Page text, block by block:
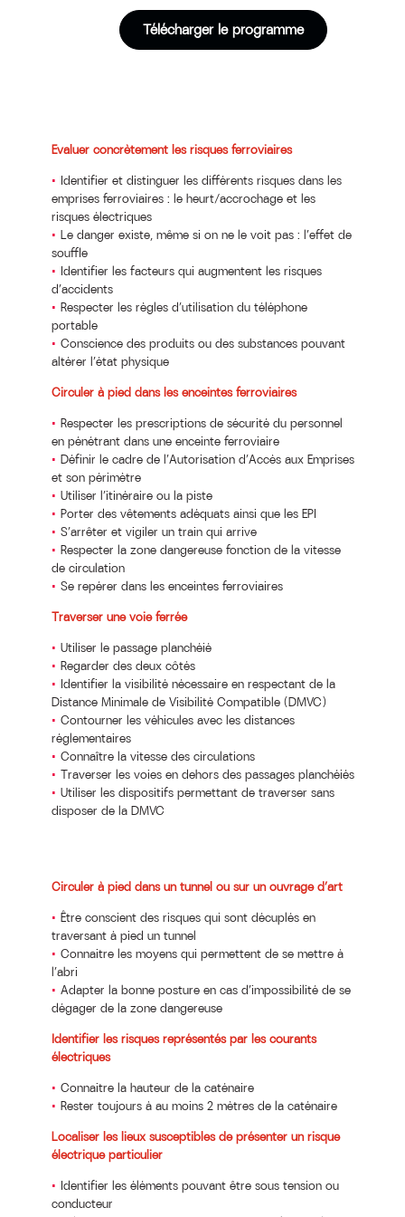
Télécharger le programme
Evaluer concrètement les risques ferroviaires
Identifier et distinguer les différents risques dans les
emprises ferroviaires : le heurt/accrochage et les
risques électriques
Le danger existe, même si on ne le voit pas : l’effet de
souffle
Identifier les facteurs qui augmentent les risques
d’accidents
Respecter les règles d’utilisation du téléphone
portable
Conscience des produits ou des substances pouvant
altérer l’état physique
Circuler à pied dans les enceintes ferroviaires
Respecter les prescriptions de sécurité du personnel
en pénétrant dans une enceinte ferroviaire
Définir le cadre de l’Autorisation d’Accès aux Emprises
et son périmètre
Utiliser l’itinéraire ou la piste
Porter des vêtements adéquats ainsi que les EPI
S’arrêter et vigiler un train qui arrive
Respecter la zone dangereuse fonction de la vitesse
de circulation
Se repérer dans les enceintes ferroviaires
Traverser une voie ferrée
Utiliser le passage planchéié
Regarder des deux côtés
Identifier la visibilité nécessaire en respectant de la
Distance Minimale de Visibilité Compatible (DMVC)
Contourner les véhicules avec les distances
réglementaires
Connaître la vitesse des circulations
Traverser les voies en dehors des passages planchéiés
Utiliser les dispositifs permettant de traverser sans
disposer de la DMVC
Circuler à pied dans un tunnel ou sur un ouvrage d’art
Être conscient des risques qui sont décuplés en
traversant à pied un tunnel
Connaitre les moyens qui permettent de se mettre à
l’abri
Adapter la bonne posture en cas d’impossibilité de se
dégager de la zone dangereuse
Identifier les risques représentés par les courants
électriques
Connaitre la hauteur de la caténaire
Rester toujours à au moins 2 mètres de la caténaire
Localiser les lieux susceptibles de présenter un risque
électrique particulier
Identifier les éléments pouvant être sous tension ou
conducteur